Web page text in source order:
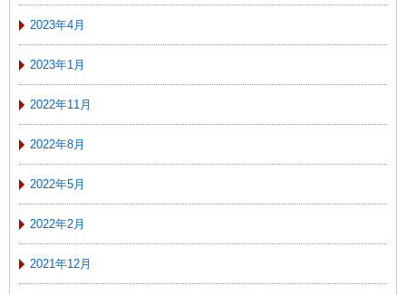
2023年4月
2023年1月
2022年11月
2022年8月
2022年5月
2022年2月
2021年12月